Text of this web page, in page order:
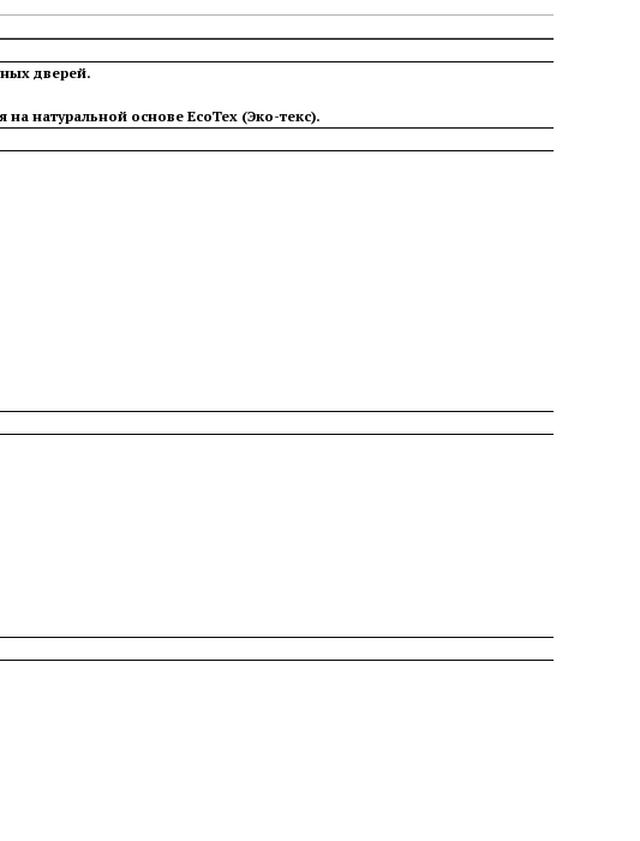
дверей.
натуральной основе EcoTex (Эко-текс).